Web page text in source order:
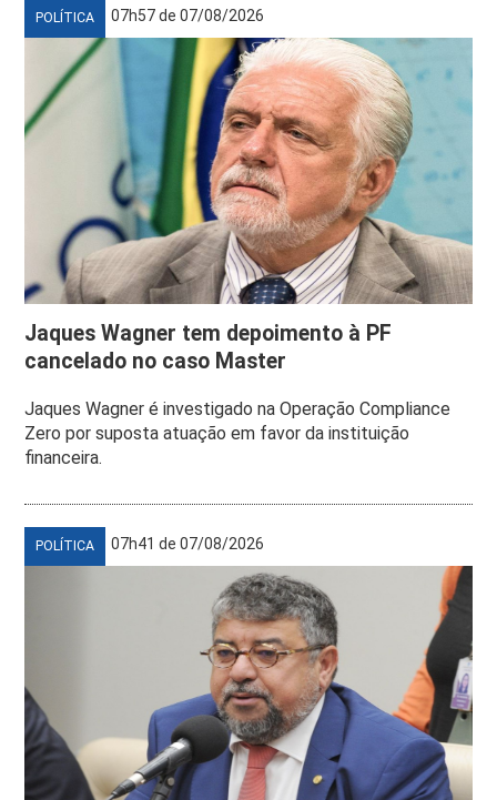
POLÍTICA 07h57 de 07/08/2026
Jaques Wagner tem depoimento à PF
cancelado no caso Master
Jaques Wagner é investigado na Operação Compliance
Zero por suposta atuação em favor da instituição
financeira.
POLÍTICA 07h41 de 07/08/2026